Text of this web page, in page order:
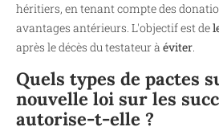
héritiers, en tenant compte des
avantages antérieurs. L'objectif est de
après le décès du testateur à éviter.
Quels types de pactes
nouvelle loi sur les
autorise-t-elle ?